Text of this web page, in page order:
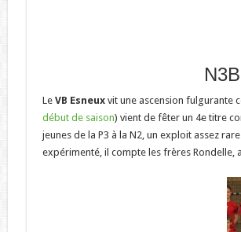
Le VB Esneuxvit une ascension fulgurante
début de saison) vient de fêter un 4e titre
jeunes de la P3 à la N2, un exploit assez
expérimenté, il compte les frères Rondelle,